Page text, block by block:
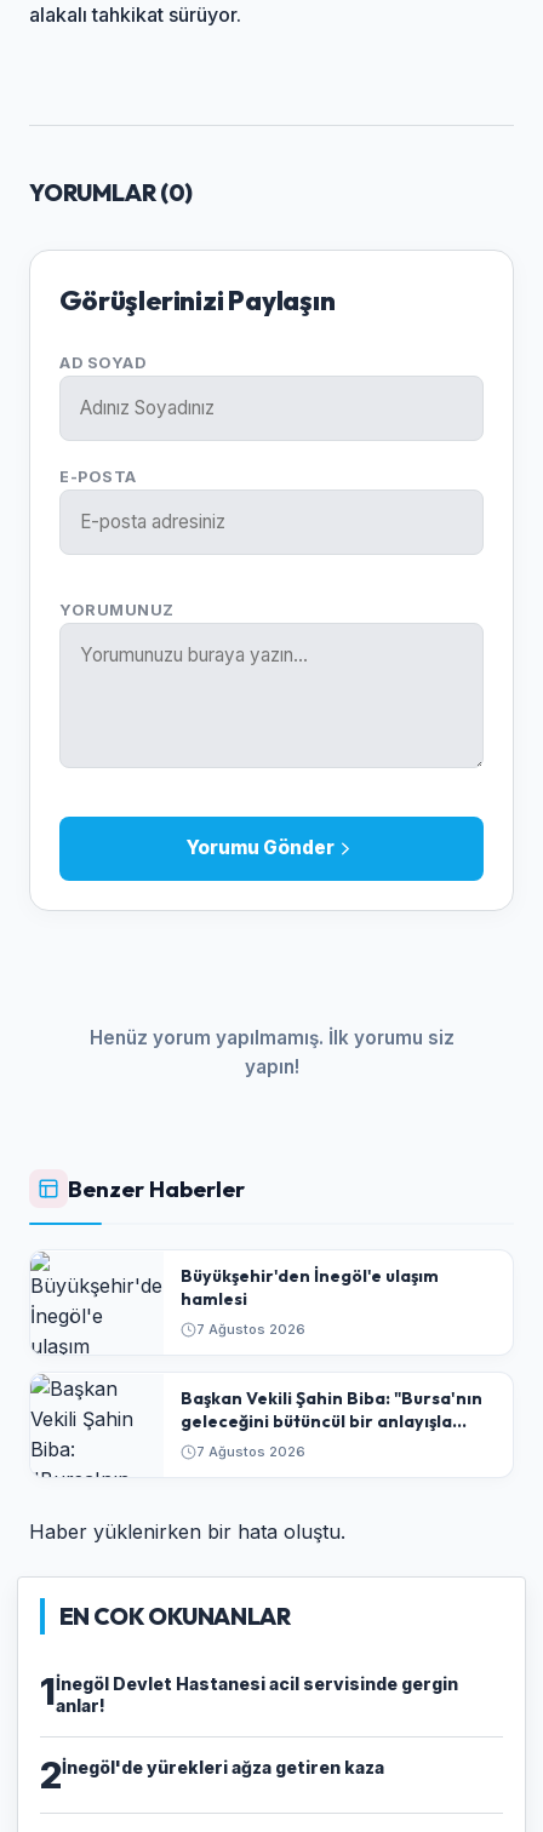
alakalı tahkikat sürüyor.
YORUMLAR (0)
Görüşlerinizi Paylaşın
AD SOYAD
E-POSTA
YORUMUNUZ
Yorumu Gönder
Henüz yorum yapılmamış. İlk yorumu siz
yapın!
Benzer Haberler
Büyükşehir'den İnegöl'e ulaşım
hamlesi
7 Ağustos 2026
Başkan Vekili Şahin Biba: "Bursa'nın
geleceğini bütüncül bir anlayışla
planlıyoruz"
7 Ağustos 2026
Haber yüklenirken bir hata oluştu.
EN COK OKUNANLAR
1İnegöl Devlet Hastanesi acil servisinde gergin
anlar!
2İnegöl'de yürekleri ağza getiren kaza